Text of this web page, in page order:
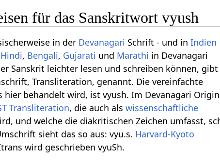
für das Sanskritwort vyush
in der Devanagari Schrift - und inIndien
Hindi, Bengali, Gujarati und Marathi in Devanagari
Sanskrit leichter lesen und schreiben können, gibt
Transliteration, genannt. Die vereinfachte
hier behandelt wird, ist vyush. Im Devanagari
Transliteration, die auch alswissenschaftliche
und welche die diakritischen Zeichen umfasst,
sieht das so aus: vyu.s. Harvard-Kyoto
wird geschrieben vyuSh.